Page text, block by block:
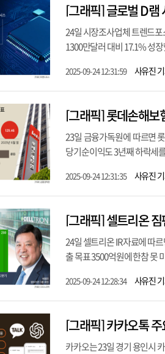
[그래픽] 글로벌 D램
24일 시장조사업체 트렌드
1300만달러 대비 17.1% 성
2025-09-24 12:31:59 사유진
[그래픽] 롯데손해보
23일 금융가독원에 따르면
당기순이익도 3년째 하락세
2025-09-24 12:31:35 사유진
[그래픽] 셀트리온
24일 셀트리온 IR자료에 따
출 목표 3500억원에 한참 못
2025-09-24 12:28:34 사유진
[그래픽] 카카오톡
카카오는 23일 경기 용인시